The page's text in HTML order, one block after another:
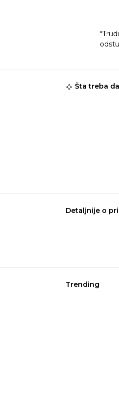
Šta treba
Detaljnije o
Trending